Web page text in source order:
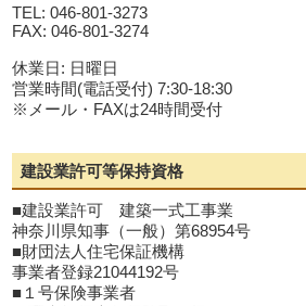
TEL: 046-801-3273
FAX: 046-801-3274
休業日: 日曜日
営業時間(電話受付) 7:30-18:30
※メール・FAXは24時間受付
建設業許可等保持資格
■建設業許可 建築一式工事業
神奈川県知事（一般）第68954号
■財団法人住宅保証機構
事業者登録21044192号
■１号保険事業者